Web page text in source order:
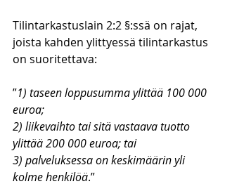
Tilintarkastuslain 2:2 §:ssä on rajat,
joista kahden ylittyessä tilintarkastus
on suoritettava:
”1) taseen loppusumma ylittää 100 000
euroa;
2) liikevaihto tai sitä vastaava tuotto
ylittää 200 000 euroa; tai
3) palveluksessa on keskimäärin yli
kolme henkilöä.”